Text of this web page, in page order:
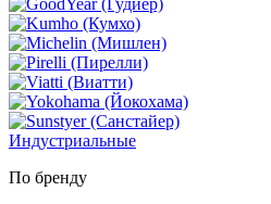
Индустриальные
По бренду